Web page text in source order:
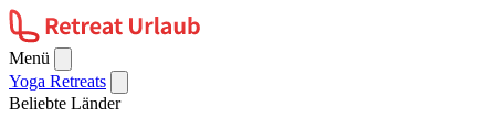
Menü
Yoga Retreats
Beliebte Länder